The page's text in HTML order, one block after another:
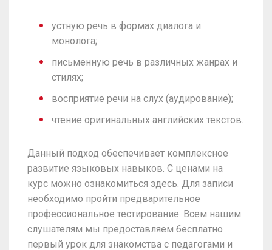
устную речь в формах диалога и
монолога;
письменную речь в различных жанрах и
стилях;
восприятие речи на слух (аудирование);
чтение оригинальных английских текстов.
Данный подход обеспечивает комплексное
развитие языковых навыков. С ценами на
курс можно ознакомиться здесь. Для записи
необходимо пройти предварительное
профессиональное тестирование. Всем нашим
слушателям мы предоставляем бесплатно
первый урок для знакомства с педагогами и